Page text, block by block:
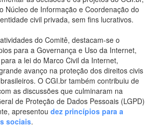
Núcleo de Informação e Coordenação do
civil privada, sem fins lucrativos.
do Comitê, destacam-se o
para a Governança e Uso da Internet,
a lei do Marco Civil da Internet,
avanço na proteção dos direitos civis
O CGI.br também contribuiu de
as discussões que culminaram na
de Proteção de Dados Pessoais (LGPD)
apresentou dez princípios para a
sociais.